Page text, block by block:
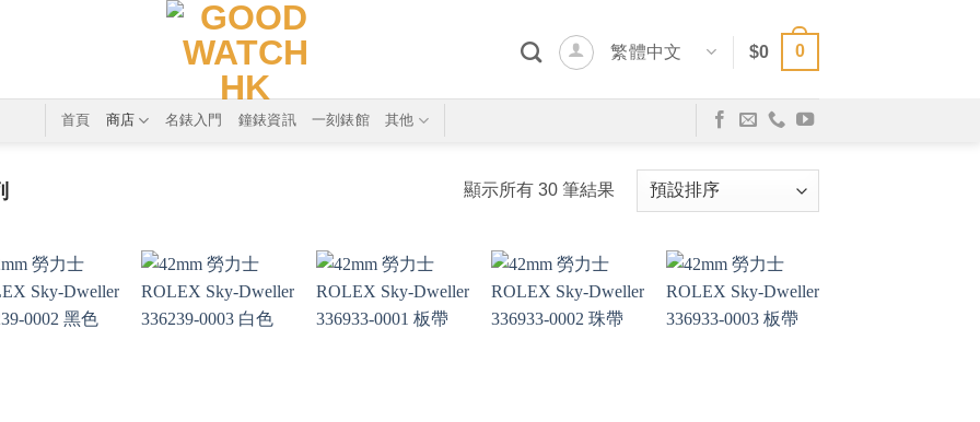
繁體中文 $0 0
首頁 商店 名錶入門 鐘錶資訊 一刻錶館 其他
顯示所有 30 筆結果